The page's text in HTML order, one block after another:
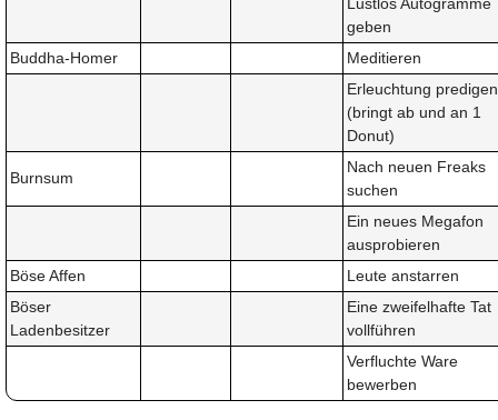
geben
Buddha-Homer
Meditieren
Erleuchtung predigen
(bringt ab und an 1
Donut)
Burnsum
Nach neuen Freaks
suchen
Ein neues Megafon
ausprobieren
Böse Affen
Leute anstarren
Böser
Ladenbesitzer
Eine zweifelhafte Tat
vollführen
Verfluchte Ware
bewerben